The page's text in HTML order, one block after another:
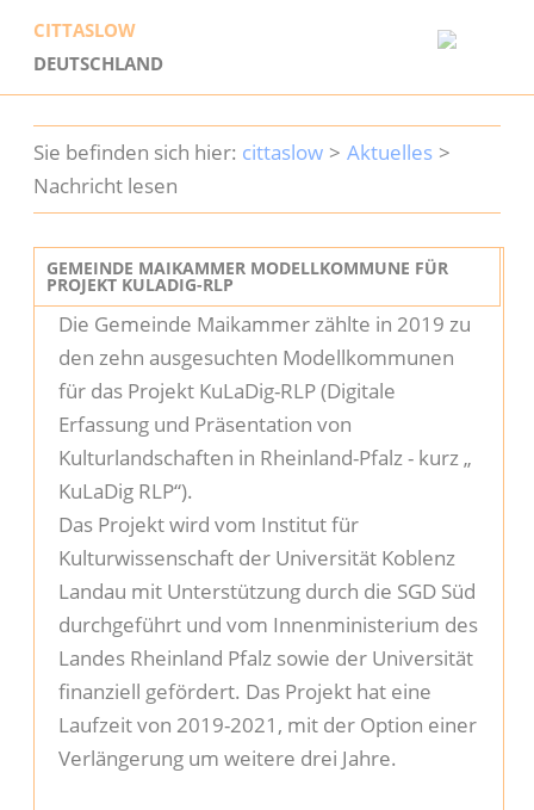
CITTASLOW
DEUTSCHLAND
cittaslow
Aktuelles
Nachricht lesen
GEMEINDE MAIKAMMER MODELLKOMMUNE FÜR
PROJEKT KULADIG-RLP
Die Gemeinde Maikammer zählte in 2019 zu
den zehn ausgesuchten Modellkommunen
für das Projekt KuLaDig-RLP (Digitale
Erfassung und Präsentation von
Kulturlandschaften in Rheinland-Pfalz - kurz „
KuLaDig RLP“).
Das Projekt wird vom Institut für
Kulturwissenschaft der Universität Koblenz
Landau mit Unterstützung durch die SGD Süd
durchgeführt und vom Innenministerium des
Landes Rheinland Pfalz sowie der Universität
finanziell gefördert. Das Projekt hat eine
Laufzeit von 2019-2021, mit der Option einer
Verlängerung um weitere drei Jahre.
Startseite
Cittaslow
Dabei sein
Kontakt